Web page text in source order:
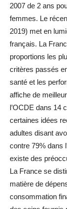
2007 de 2 ans
femmes. Le
2019) met en
français. La
proportions les
critères passés
santé et les
affiche de
l’OCDE dans 14
certaines idées
adultes disant
contre 79% dans
existe des
La France se
matière de
consommation